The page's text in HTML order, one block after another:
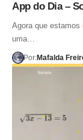
App do Dia –
Agora que
uma…
Por:Mafalda